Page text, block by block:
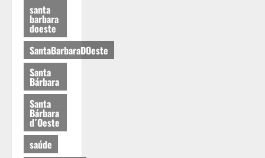
santa
barbara
doeste
SantaBarbaraDOeste
Santa
Bárbara
Santa
Bárbara
d´Oeste
saúde